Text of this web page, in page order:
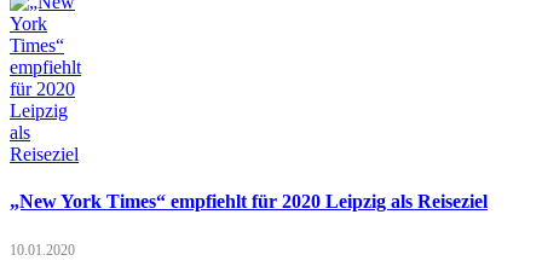
„New York Times“ empfiehlt für 2020 Leipzig als Reiseziel
10.01.2020